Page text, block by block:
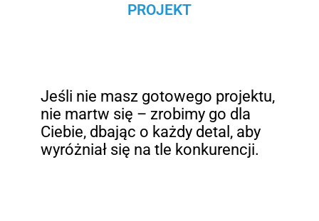
PROJEKT
Jeśli nie masz gotowego projektu,
nie martw się – zrobimy go dla
Ciebie, dbając o każdy detal, aby
wyróżniał się na tle konkurencji.